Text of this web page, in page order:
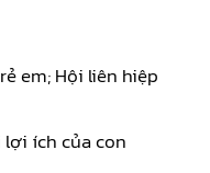
em; Hội liên hiệp
ích của con